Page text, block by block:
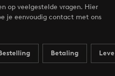
op veelgestelde vragen. Hier
je eenvoudig contact met ons
Betaling